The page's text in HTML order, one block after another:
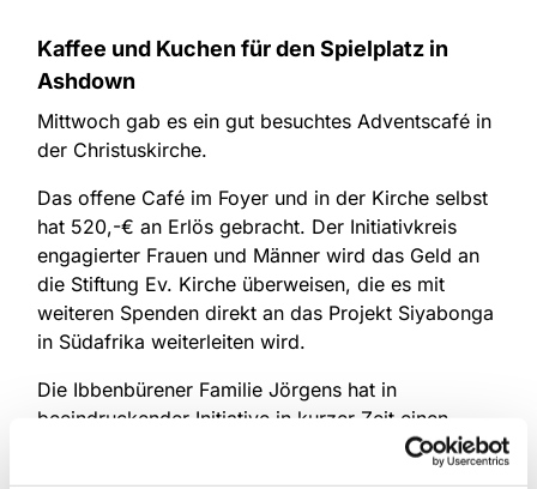
Kaffee und Kuchen für den Spielplatz in
Ashdown
Mittwoch gab es ein gut besuchtes Adventscafé in
der Christuskirche.
Das offene Café im Foyer und in der Kirche selbst
hat 520,-€ an Erlös gebracht. Der Initiativkreis
engagierter Frauen und Männer wird das Geld an
die Stiftung Ev. Kirche überweisen, die es mit
weiteren Spenden direkt an das Projekt Siyabonga
in Südafrika weiterleiten wird.
Die Ibbenbürener Familie Jörgens hat in
beeindruckender Initiative in kurzer Zeit einen
Spielplatz für Kinder im Township Ashdown
realisiert. Siehe Artikel im aktuellen Gemeindebrief